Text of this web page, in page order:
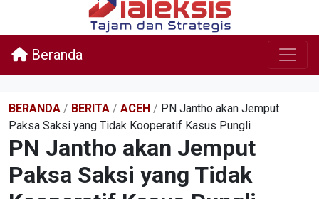
Beranda
BERANDA / BERITA / ACEH / PN Jantho akan Jemput
Paksa Saksi yang Tidak Kooperatif Kasus Pungli
PN Jantho akan Jemput
Paksa Saksi yang Tidak